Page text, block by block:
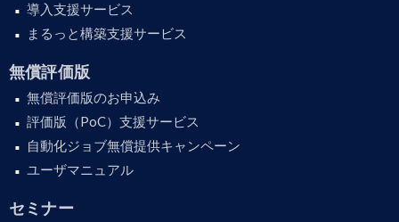
導入支援サービス
まるっと構築支援サービス
無償評価版
無償評価版のお申込み
評価版（PoC）支援サービス
自動化ジョブ無償提供キャンペーン
ユーザマニュアル
セミナー